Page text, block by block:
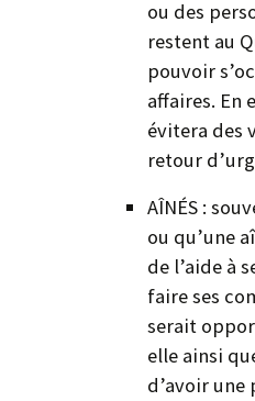
ou des
restent au
pouvoir
affaires. En
évitera des
retour
AÎNÉS :
ou qu’une
de l’aide à
faire ses
serait
elle ainsi
d’avoir